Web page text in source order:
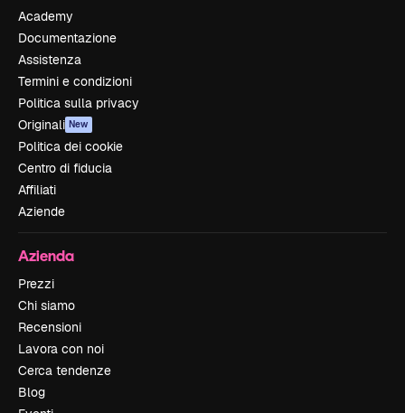
Academy
Documentazione
Assistenza
Termini e condizioni
Politica sulla privacy
Originali New
Politica dei cookie
Centro di fiducia
Affiliati
Aziende
Azienda
Prezzi
Chi siamo
Recensioni
Lavora con noi
Cerca tendenze
Blog